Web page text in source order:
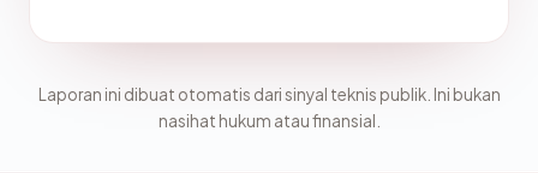
Laporan ini dibuat otomatis dari sinyal teknis publik. Ini bukan
nasihat hukum atau finansial.